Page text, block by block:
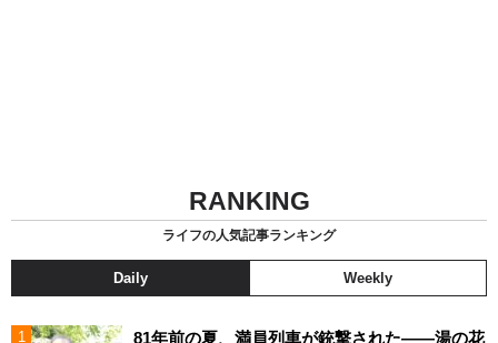
RANKING
ライフの人気記事ランキング
Daily Weekly
81年前の夏、満員列車が銃撃された――湯の花